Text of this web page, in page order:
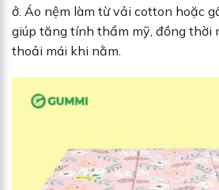
ở. Áo nệm làm từ vải cotton hoặc
giúp tăng tính thẩm mỹ, đồng thời
thoải mái khi nằm.